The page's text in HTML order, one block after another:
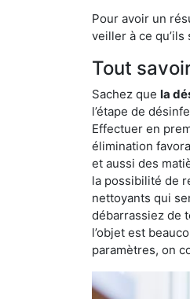
Pour avoir un
veiller à ce
Tout
Sachez que la
l’étape de
Effectuer en
élimination
et aussi des
la possibilité de
nettoyants qui
débarrassiez de
l’objet est
paramètres, on